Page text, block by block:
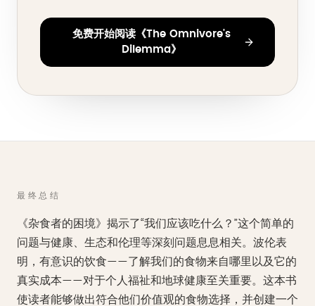
免费开始阅读《The Omnivore's
Dilemma》
最终总结
《杂食者的困境》揭示了“我们应该吃什么？”这个简单的
问题与健康、生态和伦理等深刻问题息息相关。波伦表
明，有意识的饮食——了解我们的食物来自哪里以及它的
真实成本——对于个人福祉和地球健康至关重要。这本书
使读者能够做出符合他们价值观的食物选择，并创建一个